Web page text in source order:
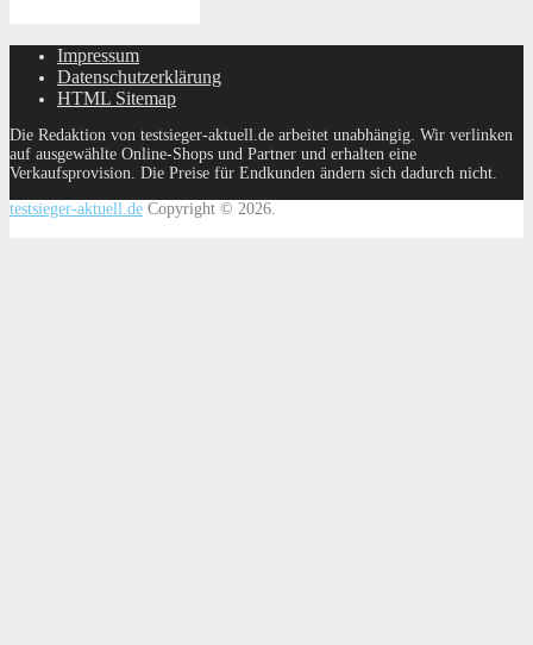
Impressum
Datenschutzerklärung
HTML Sitemap
Die Redaktion von testsieger-aktuell.de arbeitet unabhängig. Wir verlinken
auf ausgewählte Online-Shops und Partner und erhalten eine
Verkaufsprovision. Die Preise für Endkunden ändern sich dadurch nicht.
testsieger-aktuell.de Copyright © 2026.